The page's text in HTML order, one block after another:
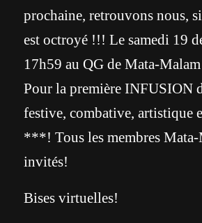
prochaine, retrouvons nous,
est octroyé !!! Le samedi 19
17h59 au QG de Mata-
Pour la première INFUSION
festive, combative, artistique
***! Tous les membres
invités!
Bises virtuelles!